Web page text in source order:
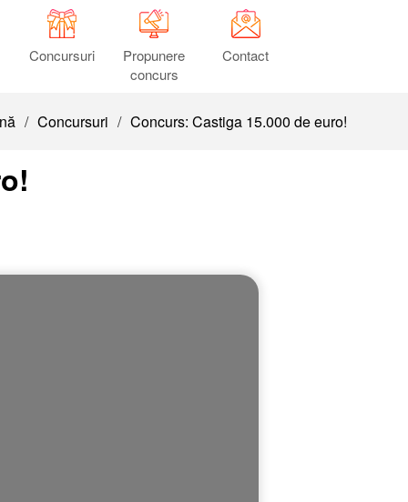
Concursuri
Propunere
concurs
Contact
/ Concursuri / Concurs: Castiga 15.000 de euro!